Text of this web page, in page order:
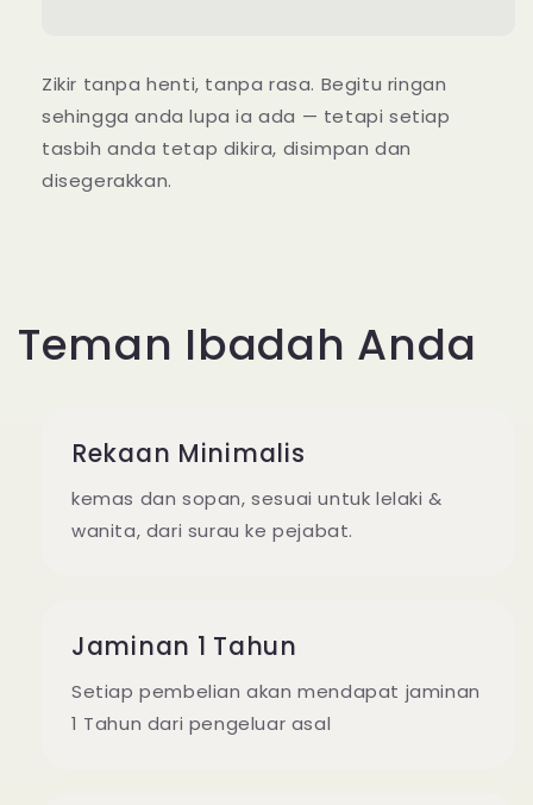
Zikir tanpa henti, tanpa rasa. Begitu ringan
sehingga anda lupa ia ada — tetapi setiap
tasbih anda tetap dikira, disimpan dan
disegerakkan.
Teman Ibadah Anda
Rekaan Minimalis
kemas dan sopan, sesuai untuk lelaki &
wanita, dari surau ke pejabat.
Jaminan 1 Tahun
Setiap pembelian akan mendapat jaminan
1 Tahun dari pengeluar asal